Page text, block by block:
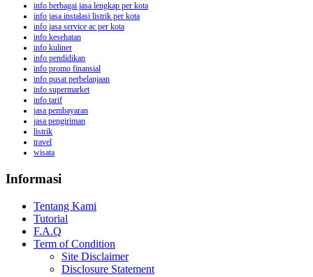
info berbagai jasa lengkap per kota
info jasa instalasi listrik per kota
info jasa service ac per kota
info kesehatan
info kuliner
info pendidikan
info promo finansial
info pusat perbelanjaan
info supermarket
info tarif
jasa pembayaran
jasa pengiriman
listrik
travel
wisata
Informasi
Tentang Kami
Tutorial
F.A.Q
Term of Condition
Site Disclaimer
Disclosure Statement